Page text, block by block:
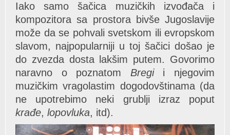
Iako samo šačica muzičkih izvođača i
kompozitora sa prostora bivše Jugoslavije
može da se pohvali svetskom ili evropskom
slavom, najpopularniji u toj šačici došao je
do zvezda dosta lakšim putem. Govorimo
naravno o poznatom Bregii njegovim
muzičkim vragolastim dogodovštinama (da
ne upotrebimo neki grublji izraz poput
krađe, lopovluka, itd).